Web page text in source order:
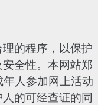
的程序，以保护
全性。本网站郑
人参加网上活动
的可经查证的同